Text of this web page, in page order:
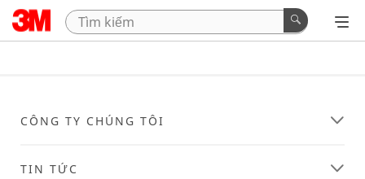
CÔNG TY CHÚNG TÔI
TIN TỨC